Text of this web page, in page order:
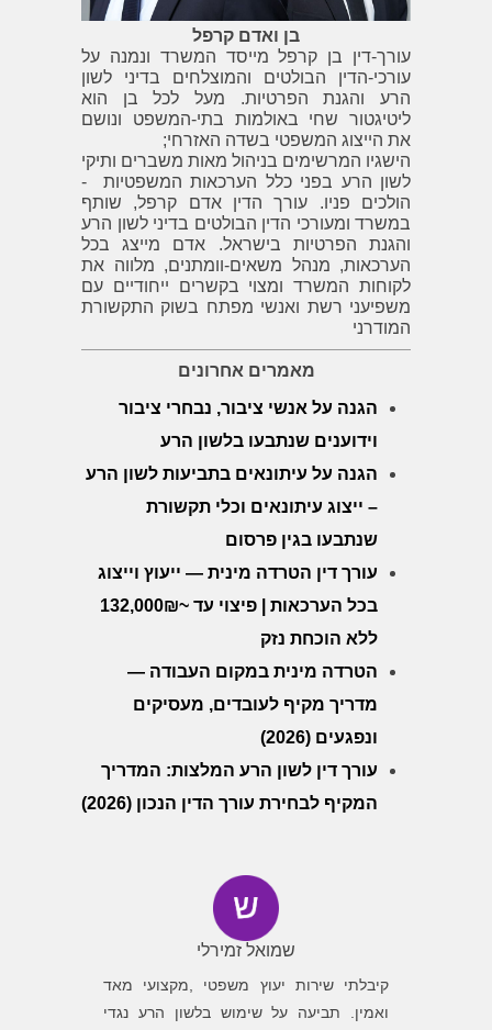
בן ואדם קרפל
עורך-דין בן קרפל מייסד המשרד ונמנה על
עורכי-הדין הבולטים והמוצלחים בדיני לשון
הרע והגנת הפרטיות. מעל לכל בן הוא
ליטיגטור שחי באולמות בתי-המשפט ונושם
את הייצוג המשפטי בשדה האזרחי;
הישגיו המרשימים בניהול מאות משברים ותיקי
לשון הרע בפני כלל הערכאות המשפטיות -
הולכים פניו. עורך הדין אדם קרפל, שותף
במשרד ומעורכי הדין הבולטים בדיני לשון הרע
והגנת הפרטיות בישראל. אדם מייצג בכל
הערכאות, מנהל משאים-וומתנים, מלווה את
לקוחות המשרד ומצוי בקשרים ייחודיים עם
משפיעני רשת ואנשי מפתח בשוק התקשורת
המודרני
מאמרים אחרונים
הגנה על אנשי ציבור, נבחרי ציבור
וידוענים שנתבעו בלשון הרע
הגנה על עיתונאים בתביעות לשון הרע
– ייצוג עיתונאים וכלי תקשורת
שנתבעו בגין פרסום
עורך דין הטרדה מינית — ייעוץ וייצוג
בכל הערכאות | פיצוי עד ~132,000₪
ללא הוכחת נזק
הטרדה מינית במקום העבודה —
מדריך מקיף לעובדים, מעסיקים
ונפגעים (2026)
עורך דין לשון הרע המלצות: המדריך
המקיף לבחירת עורך הדין הנכון (2026)
שמואל זמירלי
קיבלתי שירות יעוץ משפטי ,מקצועי מאד
ואמין. תביעה על שימוש בלשון הרע נגדי